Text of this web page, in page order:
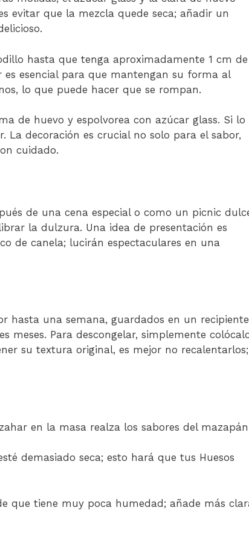
evitar que la mezcla quede seca; añadir un
hasta que tenga aproximadamente 1 cm de
esencial para que mantengan su forma al
lo que puede hacer que se rompan.
de huevo y espolvorea con azúcar glass. Si lo
La decoración es crucial no solo para el sabor,
cuidado.
de una cena especial o como un picnic
la dulzura. Una idea de presentación es
de canela; lucirán espectaculares en una
hasta una semana, guardados en un recipiente
meses. Para descongelar, simplemente
su textura original, es mejor no recalentarlos;
en la masa realza los sabores del
demasiado seca; esto hará que tus Huesos
que tiene muy poca humedad; añade más